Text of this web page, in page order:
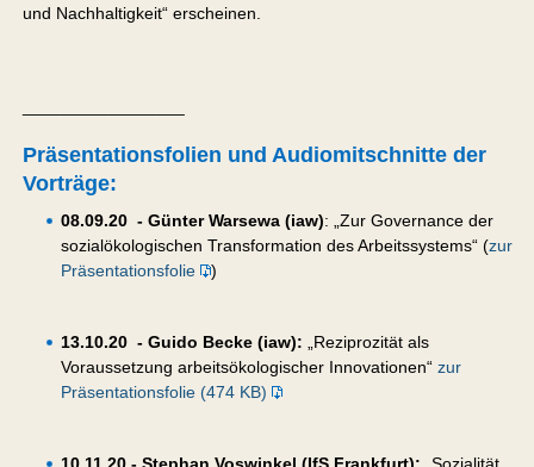
und Nachhaltigkeit“ erscheinen.
Präsentationsfolien und Audiomitschnitte der
Vorträge:
08.09.20 - Günter Warsewa (iaw): „Zur Governance der
sozialökologischen Transformation des Arbeitssystems“ (zur
Präsentationsfolie
)
13.10.20 - Guido Becke (iaw): „Reziprozität als
Voraussetzung arbeitsökologischer Innovationen“ zur
Präsentationsfolie (474 KB)